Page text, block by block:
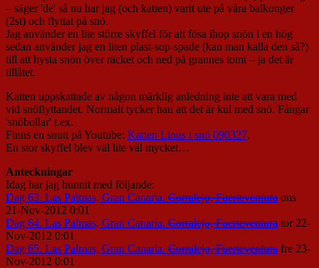
– säger 'de' så nu har jag (och katten) varit ute på våra balkonger
(2st) och flyttat på snö.
Jag använder en lite större skyffel för att fösa ihop snön i en hög
sedan använder jag en liten plast-sop-spade (kan man kalla den så?)
till att hysta snön över räcket och ned på grannes tomt – ja det är
tillåtet.
Katten uppskattade av någon märklig anledning inte att vara med
vid snöflyttandet. Normalt tycker han att det är kul med snö. Fångar
'snöbollar' t.ex.
Finns en snutt på Youtube: Katten Linus i snö 090327.
En stor skyffel blev väl lite väl mycket…
Anteckningar
Idag har jag hunnit med följande:
Dag 63. Las Palmas, Gran Canaria. Corralejo, Fuerteventura ons
21-Nov-2012 0:01
Dag 64. Las Palmas, Gran Canaria. Corralejo, Fuerteventura tor 22-
Nov-2012 0:01
Dag 65. Las Palmas, Gran Canaria. Corralejo, Fuerteventura fre 23-
Nov-2012 0:01